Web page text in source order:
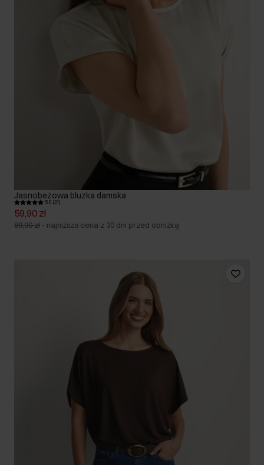
Jasnobeżowa bluzka damska
5.0 (31)
59,90 zł
89,90 zł - najniższa cena z 30 dni przed obniżką